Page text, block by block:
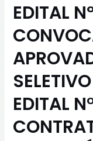
EDITAL
EDITAL